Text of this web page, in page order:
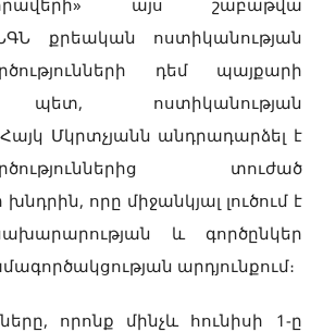
քրեական ոստիկանության
դեմ պայքարի
պետ, ոստիկանության
Մկրտչյանն անդրադարձել է
տուժած
որը միջանկյալ լուծում է
և գործընկեր
արդյունքում։
որոնք մինչև հունիսի 1-ը